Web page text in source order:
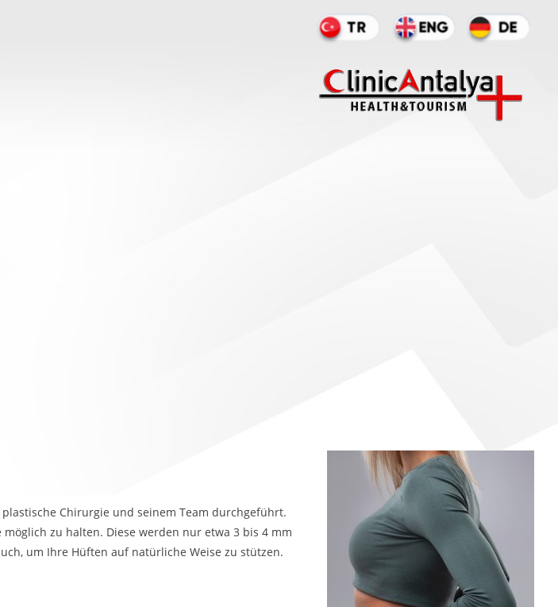
Chirurgie und seinem Team durchgeführt.
zu halten. Diese werden nur etwa 3 bis 4 mm
um Ihre Hüften auf natürliche Weise zu stützen.